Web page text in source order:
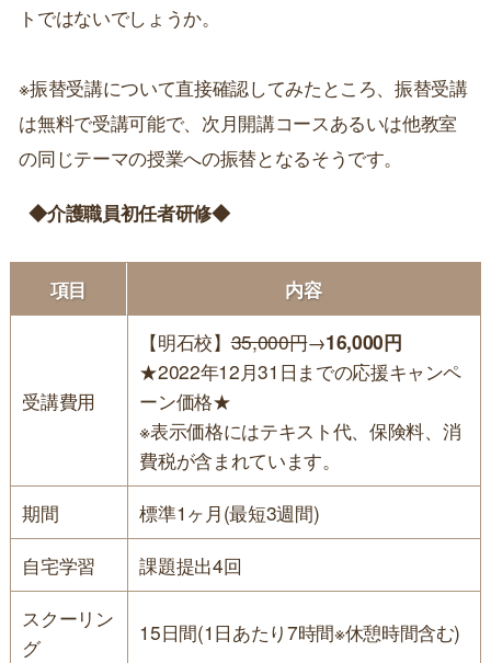
トではないでしょうか。
※振替受講について直接確認してみたところ、振替受講
は無料で受講可能で、次月開講コースあるいは他教室
の同じテーマの授業への振替となるそうです。
◆介護職員初任者研修◆
項目 内容
受講費用
【明石校】35,000円→16,000円
★2022年12月31日までの応援キャンペ
ーン価格★
※表示価格にはテキスト代、保険料、消
費税が含まれています。
期間
標準1ヶ月(最短3週間)
自宅学習
課題提出4回
スクーリン
グ
15日間(1日あたり7時間※休憩時間含む)